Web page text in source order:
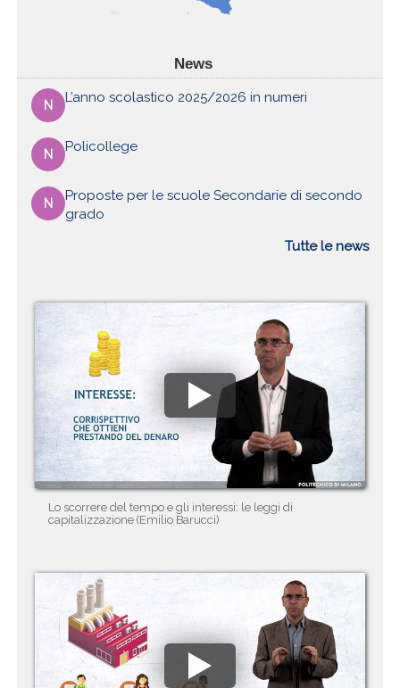
News
N L’anno scolastico 2025/2026 in numeri
N Policollege
N
Proposte per le scuole Secondarie di secondo
grado
Tutte le news
Lo scorrere del tempo e gli interessi: le leggi di
capitalizzazione (Emilio Barucci)